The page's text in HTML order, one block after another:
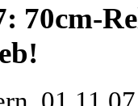
70cm-